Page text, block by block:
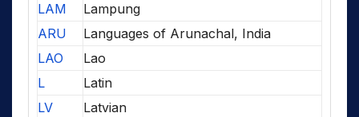
LAM
Lampung
ARU
Languages of Arunachal, India
LAO
Lao
L
Latin
LV
Latvian